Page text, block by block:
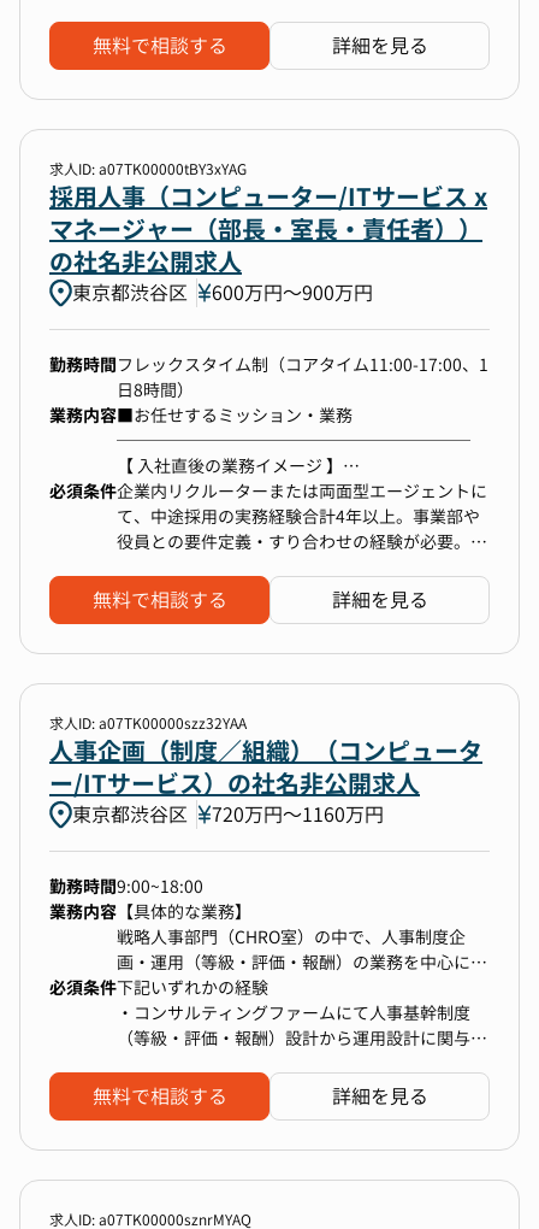
ト等、会社運営において生じるすべての法務関連
業務を担っていただきます。
・各種契約書、規約類の作成・審査対応（主にビ
ジネス関連の契約書）
・契約書のひな型管理、契約書の捺印対応
・社内雛型、利用規約等の作成・改定
・社内各部署からの法務相談への対応
・商事法務（取締役会・株主総会運営、機関法務
契約書整備、内部統制強化など）など
【今後期待する業務内容】
・戦略法務の実務対応
・紛争案件の管理
・法改正対応、行政からの調査回答
・個人情報に関する取扱いの法務的助言
規程整備、コンプライアンス強化・推進等）
・上場企業としてのコーポレート・ガバナンス体
無料で相談する 詳細を見る
求人ID: a07TK00000tBY3xYAG
採用人事（コンピューター/ITサービス x
マネージャー（部長・室長・責任者））
の社名非公開求人
東京都渋谷区 600万円〜900万円
勤務時間フレックスタイム制（コアタイム11:00-17:00、1
日8時間）
業務内容■お任せするミッション・業務
─────────────────────
【 入社直後の業務イメージ 】
まずは現状の採用プロセス理解と、主要ポジショ
ンの採用推進からお任せします。
・事業部・役員との採用要件すり合わせ
・求人票のブラッシュアップ（要件定義・訴求改
└ エージェントリレーションの再構築
└ 媒体活用、採用広報との連携
・選考管理と候補者体験の改善（候補者コミュニ
ケーション〜クロージング）
・採用データ分析（ファネル分析、改善提案）
・採用オペレーション改善
└ HERPの運用最適化
└ タスク/進捗管理の仕組み化
・採用広報・採用イベントの企画（メディアプラ
ットフォーム運営企業・SNS・イベント参加・
UGC活用）
※既存HRメンバーが担っている領域も、優先度
に応じて引き取りながら再設計していくことを想
定しています。
必須条件企業内リクルーターまたは両面型エージェントに
て、中途採用の実務経験合計4年以上。事業部や
役員との要件定義・すり合わせの経験が必要。複
ン能力が求められる。数値データを用いた改善サ
イクル（例：ファネル分析）の運用経験が必要。
無料で相談する 詳細を見る
求人ID: a07TK00000szz32YAA
人事企画（制度／組織）（コンピュータ
ー/ITサービス）の社名非公開求人
東京都渋谷区 720万円〜1160万円
勤務時間9:00~18:00
業務内容 【具体的な業務】
戦略人事部門（CHRO室）の中で、人事制度企
画・運用（等級・評価・報酬）の業務を中心に担
当します。
・評価スケジュールの策定、および全社・評価者
向けの適切なアナウンスの設計と実行
えた、制度浸透と運用の質の向上
必須条件下記いずれかの経験
・コンサルティングファームにて人事基幹制度
（等級・評価・報酬）設計から運用設計に関与し
または
・事業会社にて、以下の経験
無料で相談する 詳細を見る
求人ID: a07TK00000sznrMYAQ